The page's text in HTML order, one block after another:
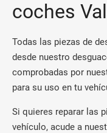
coches
Todas las piezas de
desde nuestro
comprobadas por
para su uso en tu
Si quieres reparar las
vehículo, acude a